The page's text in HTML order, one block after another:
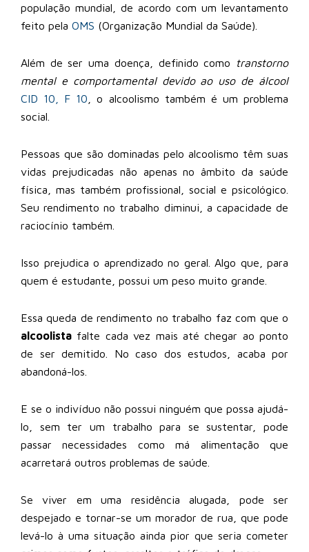
população mundial, de acordo com um levantamento
feito pela OMS (Organização Mundial da Saúde).
Além de ser uma doença, definido como
transtorno
mental e comportamental devido ao uso de álcool
CID 10, F 10 , o alcoolismo também é um problema
social.
Pessoas que são dominadas pelo alcoolismo têm suas
vidas prejudicadas não apenas no âmbito da saúde
física, mas também profissional, social e psicológico.
Seu rendimento no trabalho diminui, a capacidade de
raciocínio também.
Isso prejudica o aprendizado no geral. Algo que, para
quem é estudante, possui um peso muito grande.
Essa queda de rendimento no trabalho faz com que o
alcoolista falte cada vez mais até chegar ao ponto
de ser demitido. No caso dos estudos, acaba por
abandoná-los.
E se o indivíduo não possui ninguém que possa ajudá-
lo, sem ter um trabalho para se sustentar, pode
passar necessidades como má alimentação que
acarretará outros problemas de saúde.
Se viver em uma residência alugada, pode ser
despejado e tornar-se um morador de rua, que pode
levá-lo à uma situação ainda pior que seria cometer